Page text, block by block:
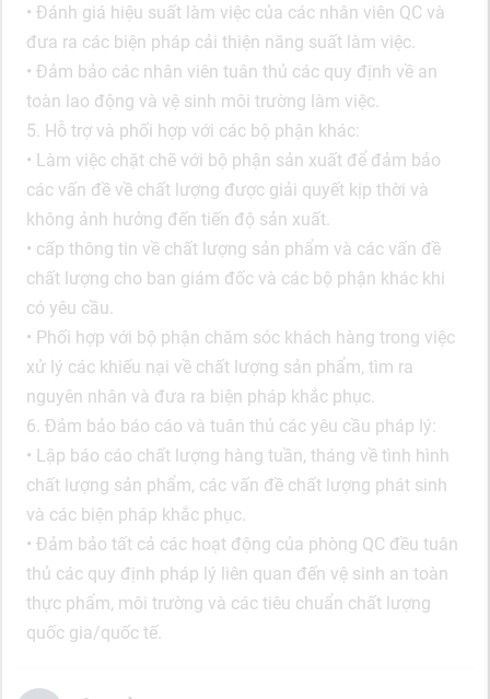
• Đánh giá hiệu suất làm việc của các nhân viên QC và
đưa ra các biện pháp cải thiện năng suất làm việc.
• Đảm bảo các nhân viên tuân thủ các quy định về an
toàn lao động và vệ sinh môi trường làm việc.
5. Hỗ trợ và phối hợp với các bộ phận khác:
• Làm việc chặt chẽ với bộ phận sản xuất để đảm bảo
các vấn đề về chất lượng được giải quyết kịp thời và
không ảnh hưởng đến tiến độ sản xuất.
• cấp thông tin về chất lượng sản phẩm và các vấn đề
chất lượng cho ban giám đốc và các bộ phận khác khi
có yêu cầu.
• Phối hợp với bộ phận chăm sóc khách hàng trong việc
xử lý các khiếu nại về chất lượng sản phẩm, tìm ra
nguyên nhân và đưa ra biện pháp khắc phục.
6. Đảm bảo báo cáo và tuân thủ các yêu cầu pháp lý:
• Lập báo cáo chất lượng hàng tuần, tháng về tình hình
chất lượng sản phẩm, các vấn đề chất lượng phát sinh
và các biện pháp khắc phục.
• Đảm bảo tất cả các hoạt động của phòng QC đều tuân
thủ các quy định pháp lý liên quan đến vệ sinh an toàn
thực phẩm, môi trường và các tiêu chuẩn chất lượng
quốc gia/quốc tế.